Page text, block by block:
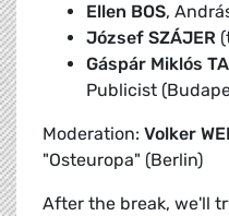
Ellen BOS,
József SZÁJER
Gáspár Miklós
Publicist
Moderation: Volker
"Osteuropa" (Berlin)
After the break, we'll